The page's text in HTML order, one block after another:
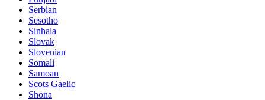
Serbian
Sesotho
Sinhala
Slovak
Slovenian
Somali
Samoan
Scots Gaelic
Shona